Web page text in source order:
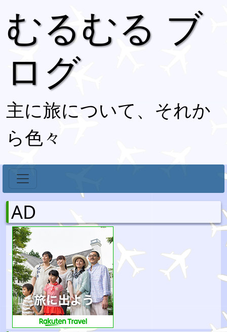
むるむる ブ
ログ
主に旅について、それか
ら色々
AD